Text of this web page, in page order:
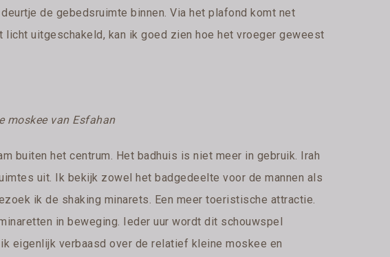
de gebedsruimte binnen. Via het plafond komt net
uitgeschakeld, kan ik goed zien hoe het vroeger geweest
moskee van Esfahan
buiten het centrum. Het badhuis is niet meer in gebruik. Irah
uit. Ik bekijk zowel het badgedeelte voor de mannen als
ik de shaking minarets. Een meer toeristische attractie.
in beweging. Ieder uur wordt dit schouwspel
eigenlijk verbaasd over de relatief kleine moskee en